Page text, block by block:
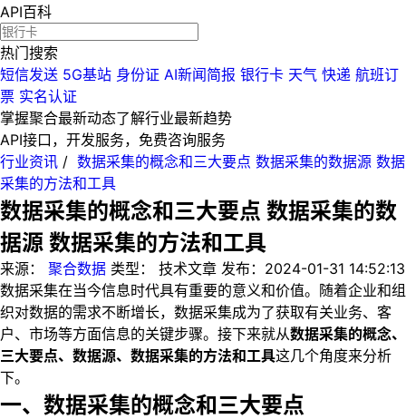
API百科
热门搜索
短信发送 5G基站 身份证 AI新闻简报 银行卡 天气 快递 航班订
票 实名认证
掌握聚合最新动态了解行业最新趋势
API接口，开发服务，免费咨询服务
行业资讯 / 数据采集的概念和三大要点 数据采集的数据源 数据
采集的方法和工具
数据采集的概念和三大要点 数据采集的数
据源 数据采集的方法和工具
来源： 聚合数据 类型： 技术文章 发布： 2024-01-31 14:52:13
数据采集在当今信息时代具有重要的意义和价值。随着企业和组
织对数据的需求不断增长，数据采集成为了获取有关业务、客
户、市场等方面信息的关键步骤。接下来就从数据采集的概念、
三大要点、数据源、数据采集的方法和工具这几个角度来分析
下。
一、数据采集的概念和三大要点